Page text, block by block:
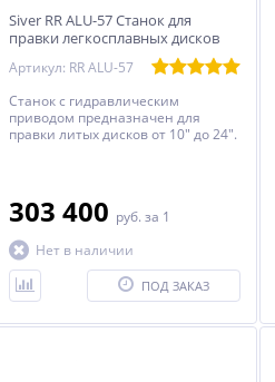
Siver RR ALU-57 Станок для
правки легкосплавных дисков
Артикул: RR ALU-57
Станок с гидравлическим
приводом предназначен для
правки литых дисков от 10" до 24".
303 400 руб. за 1
Нет в наличии
ПОД ЗАКАЗ